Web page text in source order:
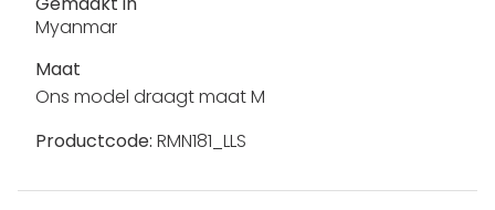
Myanmar
Maat
Ons model draagt maat M
Productcode: RMN181_LLS